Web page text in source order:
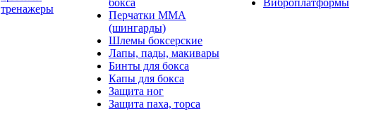
тренажеры
бокса
Перчатки MMA
(шингарды)
Шлемы боксерские
Лапы, пады, макивары
Бинты для бокса
Капы для бокса
Защита ног
Защита паха, торса
Виброплатформы